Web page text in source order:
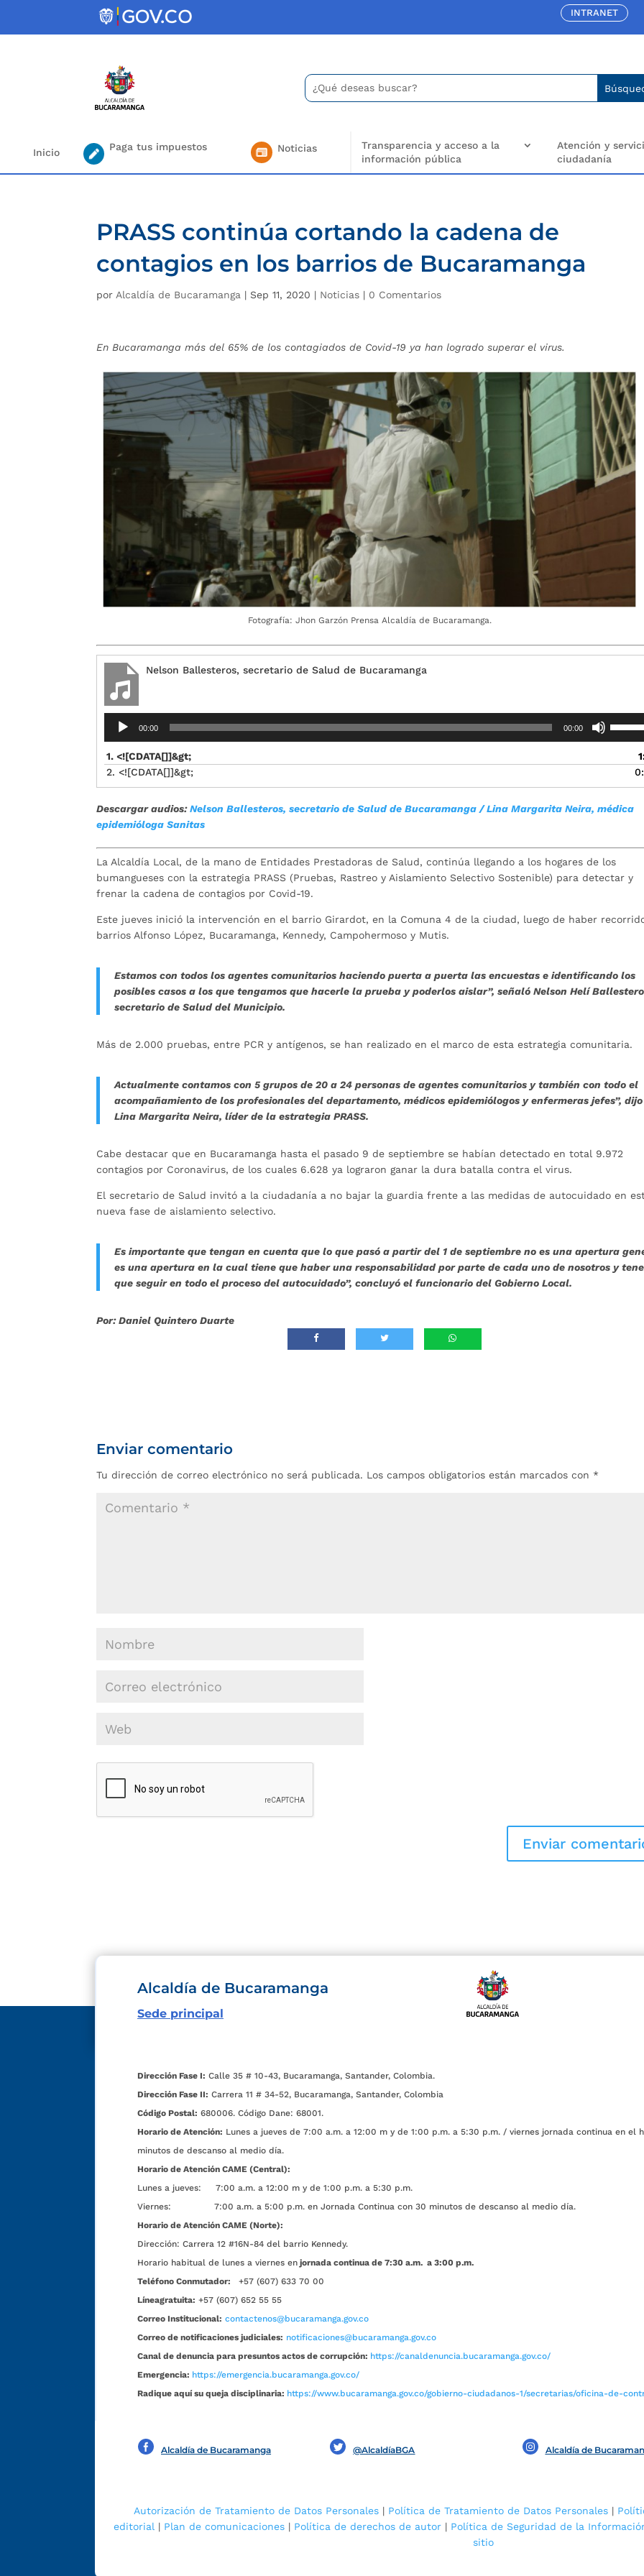
INTRANET
Buscar:
Search
for...
Inicio Paga tus impuestos Noticias
Transparencia y acceso a la
información pública
Atención y
ciudadanía
PRASS continúa cortando la cadena de
contagios en los barrios de Bucaramanga
por Alcaldía de Bucaramanga | Sep 11, 2020 | Noticias | 0 Comentarios
En Bucaramanga más del 65% de los contagiados de Covid-19 ya han logrado superar el virus.
Fotografía: Jhon Garzón Prensa Alcaldía de Bucaramanga.
Nelson Ballesteros, secretario de Salud de Bucaramanga
Reproductor
00:00 00:00
de
para
1. <![CDATA[]]&gt;
2. <![CDATA[]]&gt;
Descargar audios:Nelson Ballesteros, secretario de Salud de Bucaramanga / Lina Margarita Neira, médica
epidemióloga Sanitas
La Alcaldía Local, de la mano de Entidades Prestadoras de Salud, continúa llegando a los hogares de los
bumangueses con la estrategia PRASS (Pruebas, Rastreo y Aislamiento Selectivo Sostenible) para detectar y
frenar la cadena de contagios por Covid-19.
Este jueves inició la intervención en el barrio Girardot, en la Comuna 4 de la ciudad, luego de haber
barrios Alfonso López, Bucaramanga, Kennedy, Campohermoso y Mutis.
Estamos con todos los agentes comunitarios haciendo puerta a puerta las encuestas e identificando los
posibles casos a los que tengamos que hacerle la prueba y poderlos aislar”, señaló Nelson Helí
secretario de Salud del Municipio.
Más de 2.000 pruebas, entre PCR y antígenos, se han realizado en el marco de esta estrategia comunitaria.
Actualmente contamos con 5 grupos de 20 a 24 personas de agentes comunitarios y también con todo el
acompañamiento de los profesionales del departamento, médicos epidemiólogos y enfermeras jefes”, dijo
Lina Margarita Neira, líder de la estrategia PRASS.
Cabe destacar que en Bucaramanga hasta el pasado 9 de septiembre se habían detectado en total 9.972
contagios por Coronavirus, de los cuales 6.628 ya lograron ganar la dura batalla contra el virus.
El secretario de Salud invitó a la ciudadanía a no bajar la guardia frente a las medidas de autocuidado en
nueva fase de aislamiento selectivo.
Es importante que tengan en cuenta que lo que pasó a partir del 1 de septiembre no es una apertura
es una apertura en la cual tiene que haber una responsabilidad por parte de cada uno de nosotros y
que seguir en todo el proceso del autocuidado”, concluyó el funcionario del Gobierno Local.
Por: Daniel Quintero Duarte
Enviar comentario
Tu dirección de correo electrónico no será publicada. Los campos obligatorios están marcados con *
Alcaldía de Bucaramanga
Sede principal
Dirección Fase I: Calle 35 # 10-43, Bucaramanga, Santander, Colombia.
Dirección Fase II: Carrera 11 # 34-52, Bucaramanga, Santander, Colombia
Código Postal: 680006. Código Dane: 68001.
Horario de Atención: Lunes a jueves de 7:00 a.m. a 12:00 m y de 1:00 p.m. a 5:30 p.m. / viernes jornada continua en el
minutos de descanso al medio día.
Horario de Atención CAME (Central):
Lunes a jueves: 7:00 a.m. a 12:00 m y de 1:00 p.m. a 5:30 p.m.
Viernes: 7:00 a.m. a 5:00 p.m. en Jornada Continua con 30 minutos de descanso al medio día.
Horario de Atención CAME (Norte):
Dirección: Carrera 12 #16N-84 del barrio Kennedy.
Horario habitual de lunes a viernes en jornada continua de 7:30 a.m. a 3:00 p.m.
Teléfono Conmutador:
+57 (607) 633 70 00
Líneagratuita: +57 (607) 652 55 55
Correo Institucional: contactenos@bucaramanga.gov.co
Correo de notificaciones judiciales: notificaciones@bucaramanga.gov.co
Canal de denuncia para presuntos actos de corrupción: https://canaldenuncia.bucaramanga.gov.co/
Emergencia: https://emergencia.bucaramanga.gov.co/
Radique aquí su queja disciplinaria: https://www.bucaramanga.gov.co/gobierno-ciudadanos-1/secretarias/oficina-de-
Alcaldía de Bucaramanga @AlcaldíaBGA Alcaldía de
Autorización de Tratamiento de Datos Personales | Política de Tratamiento de Datos Personales |
editorial | Plan de comunicaciones | Política de derechos de autor | Política de Seguridad de la
sitio